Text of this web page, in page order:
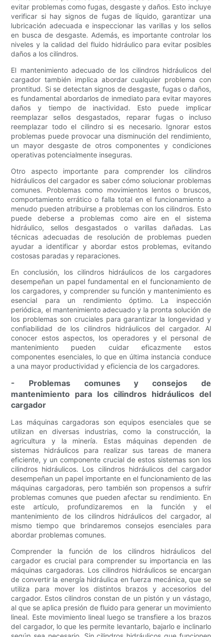
evitar problemas como fugas, desgaste y daños. Esto incluye
verificar si hay signos de fugas de líquido, garantizar una
lubricación adecuada e inspeccionar las varillas y los sellos
en busca de desgaste. Además, es importante controlar los
niveles y la calidad del fluido hidráulico para evitar posibles
daños a los cilindros.
El mantenimiento adecuado de los cilindros hidráulicos del
cargador también implica abordar cualquier problema con
prontitud. Si se detectan signos de desgaste, fugas o daños,
es fundamental abordarlos de inmediato para evitar mayores
daños y tiempo de inactividad. Esto puede implicar
reemplazar sellos desgastados, reparar fugas o incluso
reemplazar todo el cilindro si es necesario. Ignorar estos
problemas puede provocar una disminución del rendimiento,
un mayor desgaste de otros componentes y condiciones
operativas potencialmente inseguras.
Otro aspecto importante para comprender los cilindros
hidráulicos del cargador es saber cómo solucionar problemas
comunes. Problemas como movimientos lentos o bruscos,
comportamiento errático o falla total en el funcionamiento a
menudo pueden atribuirse a problemas con los cilindros. Esto
puede deberse a problemas como aire en el sistema
hidráulico, sellos desgastados o varillas dañadas. Las
técnicas adecuadas de resolución de problemas pueden
ayudar a identificar y abordar estos problemas, evitando
costosas paradas y reparaciones.
En conclusión, los cilindros hidráulicos de los cargadores
desempeñan un papel fundamental en el funcionamiento de
los cargadores, y comprender su función y mantenimiento es
esencial para un rendimiento óptimo. La inspección
periódica, el mantenimiento adecuado y la pronta solución de
los problemas son cruciales para garantizar la longevidad y
confiabilidad de los cilindros hidráulicos del cargador. Al
conocer estos aspectos, los operadores y el personal de
mantenimiento pueden cuidar eficazmente estos
componentes esenciales, lo que en última instancia conduce
a una mayor productividad y eficiencia de los cargadores.
- Problemas comunes y consejos de
mantenimiento para los cilindros hidráulicos del
cargador
Las máquinas cargadoras son equipos esenciales que se
utilizan en diversas industrias, como la construcción, la
agricultura y la minería. Estas máquinas dependen de
sistemas hidráulicos para realizar sus tareas de manera
eficiente, y un componente crucial de estos sistemas son los
cilindros hidráulicos. Los cilindros hidráulicos del cargador
desempeñan un papel importante en el funcionamiento de las
máquinas cargadoras, pero también son propensos a sufrir
problemas comunes que pueden afectar su rendimiento. En
este artículo, profundizaremos en la función y el
mantenimiento de los cilindros hidráulicos del cargador, al
mismo tiempo que brindaremos consejos esenciales para
abordar problemas comunes.
Comprender la función de los cilindros hidráulicos del
cargador es crucial para comprender su importancia en las
máquinas cargadoras. Los cilindros hidráulicos se encargan
de convertir la energía hidráulica en fuerza mecánica, que se
utiliza para mover los distintos brazos y accesorios del
cargador. Estos cilindros constan de un pistón y un vástago,
al que se aplica presión de fluido para generar un movimiento
lineal. Este movimiento lineal luego se transfiere a los brazos
del cargador, lo que les permite levantarlo, bajarlo e inclinarlo